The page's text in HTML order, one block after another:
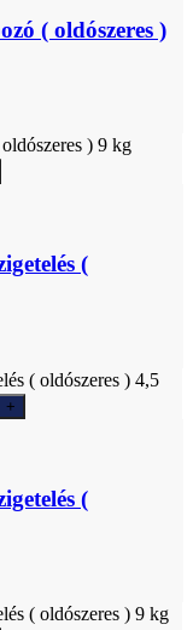
( oldószeres )
) 9 kg
(
( oldószeres ) 4,5
(
( oldószeres ) 9 kg